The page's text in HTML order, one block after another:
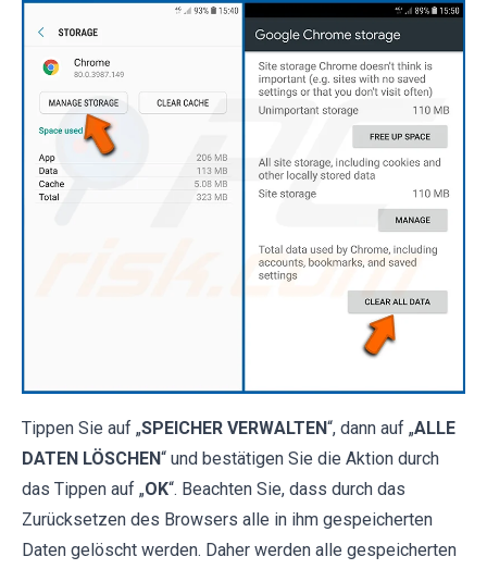
Tippen Sie auf „SPEICHER VERWALTEN“, dann auf „ALLE
DATEN LÖSCHEN“ und bestätigen Sie die Aktion durch
das Tippen auf „OK“. Beachten Sie, dass durch das
Zurücksetzen des Browsers alle in ihm gespeicherten
Daten gelöscht werden. Daher werden alle gespeicherten